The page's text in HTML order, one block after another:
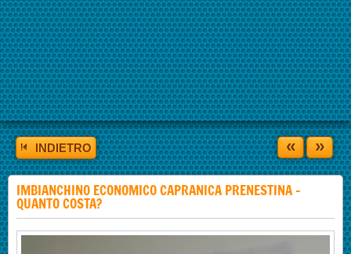
INDIETRO « »
IMBIANCHINO ECONOMICO CAPRANICA PRENESTINA -
QUANTO COSTA?